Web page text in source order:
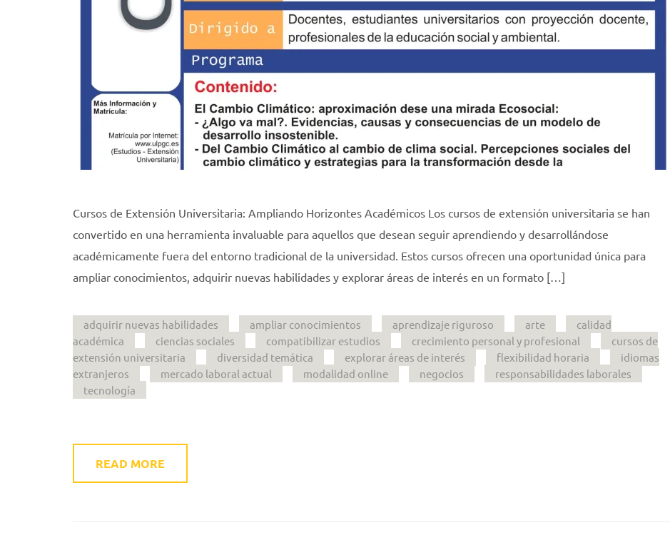
Cursos de Extensión Universitaria: Ampliando Horizontes Académicos Los cursos de extensión universitaria se han
convertido en una herramienta invaluable para aquellos que desean seguir aprendiendo y desarrollándose
académicamente fuera del entorno tradicional de la universidad. Estos cursos ofrecen una oportunidad única para
ampliar conocimientos, adquirir nuevas habilidades y explorar áreas de interés en un formato […]
adquirir nuevas habilidades ampliar conocimientos aprendizaje riguroso arte
calidad
académica
ciencias sociales compatibilizar estudios crecimiento personal y profesional
cursos de
extensión universitaria
diversidad temática explorar áreas de interés flexibilidad horaria
idiomas
extranjeros
mercado laboral actual modalidad online negocios
responsabilidades laborales
tecnología
READ MORE